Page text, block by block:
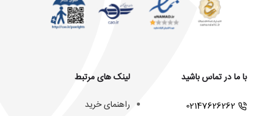
با ما در تماس باشید
02147626262
لینک های مرتبط
راهنمای خرید